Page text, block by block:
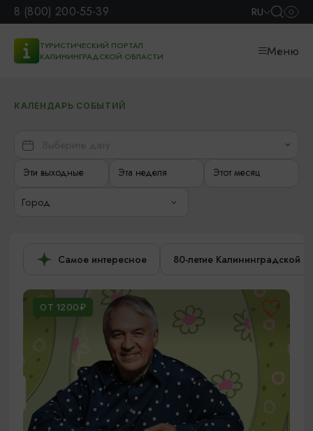
8 (800) 200-55-39 RU
ТУРИСТИЧЕСКИЙ ПОРТАЛ
КАЛИНИНГРАДСКОЙ ОБЛАСТИ
Меню
КАЛЕНДАРЬ СОБЫТИЙ
Эти выходные Эта неделя Этот месяц
Город
Самое интересное 80-летие Калининградской
ОТ 1200₽